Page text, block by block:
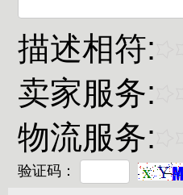
描述相符:
卖家服务:
物流服务:
验证码：